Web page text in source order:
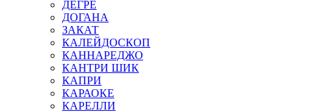
ДЕГРЕ
ДОГАНА
ЗАКАТ
КАЛЕЙДОСКОП
КАННАРЕДЖО
КАНТРИ ШИК
КАПРИ
КАРАОКЕ
КАРЕЛЛИ